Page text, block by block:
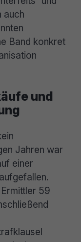
auch
Band konkret
und
Jahren war
einer
59